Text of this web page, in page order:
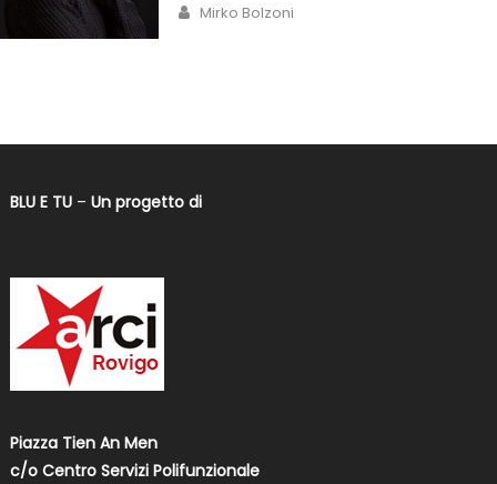
Mirko Bolzoni
BLU E TU– Un progetto di
Piazza Tien An Men
c/o Centro Servizi Polifunzionale